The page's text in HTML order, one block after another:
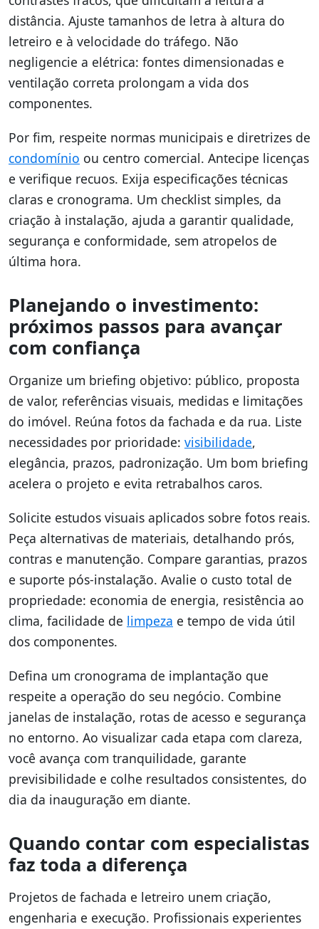
distância. Ajuste tamanhos de letra à altura do
letreiro e à velocidade do tráfego. Não
negligencie a elétrica: fontes dimensionadas e
ventilação correta prolongam a vida dos
componentes.
Por fim, respeite normas municipais e diretrizes de
condomínio ou centro comercial. Antecipe licenças
e verifique recuos. Exija especificações técnicas
claras e cronograma. Um checklist simples, da
criação à instalação, ajuda a garantir qualidade,
segurança e conformidade, sem atropelos de
última hora.
Planejando o investimento:
próximos passos para avançar
com confiança
Organize um briefing objetivo: público, proposta
de valor, referências visuais, medidas e limitações
do imóvel. Reúna fotos da fachada e da rua. Liste
necessidades por prioridade: visibilidade,
elegância, prazos, padronização. Um bom briefing
acelera o projeto e evita retrabalhos caros.
Solicite estudos visuais aplicados sobre fotos reais.
Peça alternativas de materiais, detalhando prós,
contras e manutenção. Compare garantias, prazos
e suporte pós-instalação. Avalie o custo total de
propriedade: economia de energia, resistência ao
clima, facilidade de limpeza e tempo de vida útil
dos componentes.
Defina um cronograma de implantação que
respeite a operação do seu negócio. Combine
janelas de instalação, rotas de acesso e segurança
no entorno. Ao visualizar cada etapa com clareza,
você avança com tranquilidade, garante
previsibilidade e colhe resultados consistentes, do
dia da inauguração em diante.
Quando contar com especialistas
faz toda a diferença
Projetos de fachada e letreiro unem criação,
engenharia e execução. Profissionais experientes